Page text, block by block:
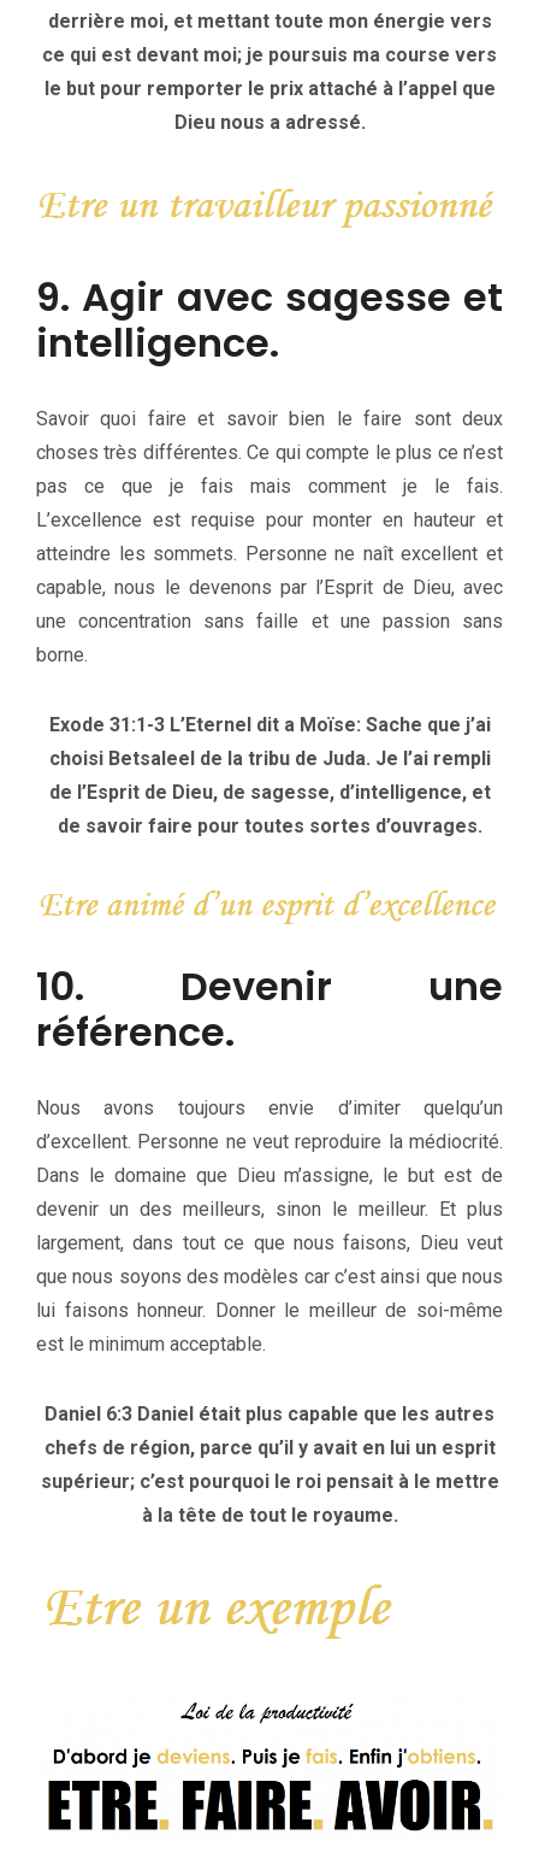
derrière moi, et mettant toute mon énergie vers
ce qui est devant moi; je poursuis ma course vers
le but pour remporter le prix attaché à l’appel que
Dieu nous a adressé.
9. Agir avec sagesse et
intelligence.
Savoir quoi faire et savoir bien le faire sont deux
choses très différentes. Ce qui compte le plus ce n’est
pas ce que je fais mais comment je le fais.
L’excellence est requise pour monter en hauteur et
atteindre les sommets. Personne ne naît excellent et
capable, nous le devenons par l’Esprit de Dieu, avec
une concentration sans faille et une passion sans
borne.
Exode 31:1-3 L’Eternel dit a Moïse: Sache que j’ai
choisi Betsaleel de la tribu de Juda. Je l’ai rempli
de l’Esprit de Dieu, de sagesse, d’intelligence, et
de savoir faire pour toutes sortes d’ouvrages.
10. Devenir une
référence.
Nous avons toujours envie d’imiter quelqu’un
d’excellent. Personne ne veut reproduire la médiocrité.
Dans le domaine que Dieu m’assigne, le but est de
devenir un des meilleurs, sinon le meilleur. Et plus
largement, dans tout ce que nous faisons, Dieu veut
que nous soyons des modèles car c’est ainsi que nous
lui faisons honneur. Donner le meilleur de soi-même
est le minimum acceptable.
Daniel 6:3 Daniel était plus capable que les autres
chefs de région, parce qu’il y avait en lui un esprit
supérieur; c’est pourquoi le roi pensait à le mettre
à la tête de tout le royaume.